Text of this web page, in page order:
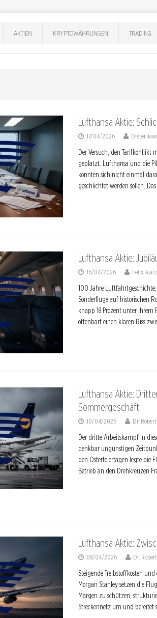
AKTIEN KRYPTOWÄHRUNGEN TRADING
Lufthansa Aktie:
17/04/2026 Dieter
Der Versuch, den
geplatzt. Lufthansa und die
konnten sich nicht einmal
geschlichtet werden sollen. Das
Lufthansa Aktie:
16/04/2026 Felix Baarz
100 Jahre
Sonderflüge auf historischen
knapp 18 Prozent unter
offenbart einen klaren Riss
Lufthansa Aktie:
Sommergeschäft
10/04/2026 Dr. Robert
Der dritte Arbeitskampf in
denkbar ungünstigen
den Osterfeiertagen legte die
Betrieb an den Drehkreuzen
Lufthansa Aktie:
08/04/2026 Dr.
Steigende Treibstoffkosten
Morgan Stanley setzen die
Margen zu schützen,
Streckennetz um und bereitet